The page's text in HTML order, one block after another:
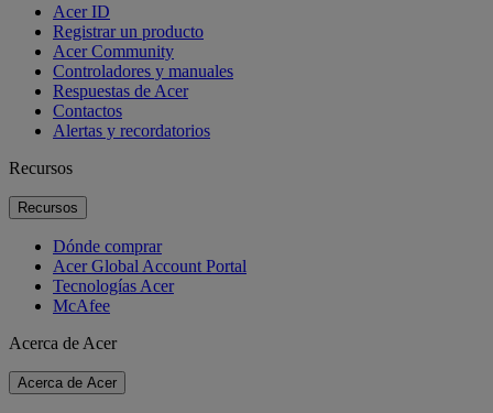
Acer ID
Registrar un producto
Acer Community
Controladores y manuales
Respuestas de Acer
Contactos
Alertas y recordatorios
Recursos
Recursos
Dónde comprar
Acer Global Account Portal
Tecnologías Acer
McAfee
Acerca de Acer
Acerca de Acer